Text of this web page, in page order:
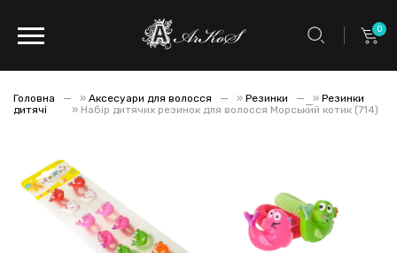
0
Головна » Аксесуари для волосся » Резинки » Резинки
дитячі
» Набір дитячих резинок для волосся Морський котик (714)